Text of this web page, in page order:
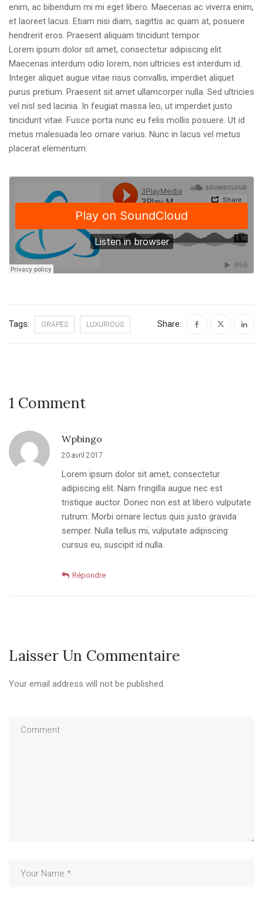
enim, ac bibendum mi mi eget libero. Maecenas ac viverra enim,
et laoreet lacus. Etiam nisi diam, sagittis ac quam at, posuere
hendrerit eros. Praesent aliquam tincidunt tempor.
Lorem ipsum dolor sit amet, consectetur adipiscing elit.
Maecenas interdum odio lorem, non ultricies est interdum id.
Integer aliquet augue vitae risus convallis, imperdiet aliquet
purus pretium. Praesent sit amet ullamcorper nulla. Sed ultricies
vel nisl sed lacinia. In feugiat massa leo, ut imperdiet justo
tincidunt vitae. Fusce porta nunc eu felis mollis posuere. Ut id
metus malesuada leo ornare varius. Nunc in lacus vel metus
placerat elementum.
Tags: GRAPES LUXURIOUS Share:
1 Comment
Wpbingo
20 avril 2017
Lorem ipsum dolor sit amet, consectetur
adipiscing elit. Nam fringilla augue nec est
tristique auctor. Donec non est at libero vulputate
rutrum. Morbi ornare lectus quis justo gravida
semper. Nulla tellus mi, vulputate adipiscing
cursus eu, suscipit id nulla.
Répondre
Laisser Un Commentaire
Your email address will not be published.